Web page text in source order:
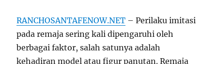
RANCHOSANTAFENOW.NET – Perilaku imitasi
pada remaja sering kali dipengaruhi oleh
berbagai faktor, salah satunya adalah
kehadiran model atau figur panutan. Remaja